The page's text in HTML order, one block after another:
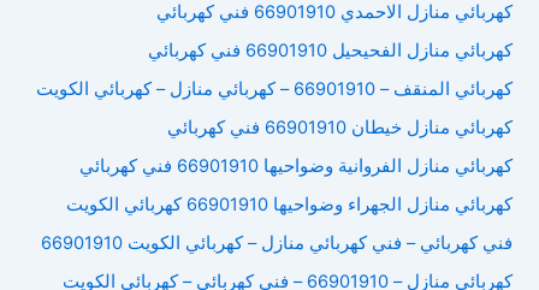
كهربائي منازل الاحمدي 66901910 فني كهربائي
كهربائي منازل الفحيحيل 66901910 فني كهربائي
كهربائي المنقف – 66901910 – كهربائي منازل – كهربائي الكويت
كهربائي منازل خيطان 66901910 فني كهربائي
كهربائي منازل الفروانية وضواحيها 66901910 فني كهربائي
كهربائي منازل الجهراء وضواحيها 66901910 كهربائي الكويت
فني كهربائي – فني كهربائي منازل – كهربائي الكويت 66901910
كهربائي منازل – 66901910 – فني كهربائي – كهربائي الكويت